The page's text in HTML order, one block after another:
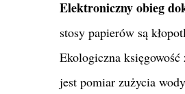
Elektroniczny obieg
stosy papierów są
Ekologiczna
jest pomiar zużycia